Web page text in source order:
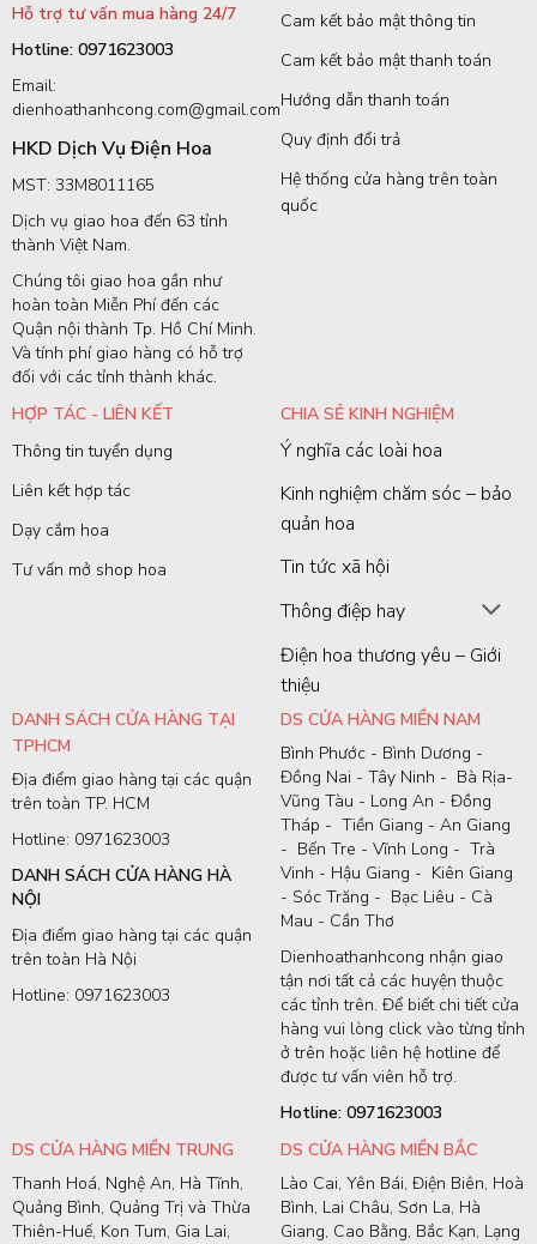
Hỗ trợ tư vấn mua hàng 24/7
Hotline: 0971623003
Email:
dienhoathanhcong.com@gmail.com
HKD Dịch Vụ Điện Hoa
MST: 33M8011165
Dịch vụ giao hoa đến 63 tỉnh
thành Việt Nam.
Chúng tôi giao hoa gần như
hoàn toàn Miễn Phí đến các
Quận nội thành Tp. Hồ Chí Minh.
Và tính phí giao hàng có hỗ trợ
đối với các tỉnh thành khác.
Cam kết bảo mật thông tin
Cam kết bảo mật thanh toán
Hướng dẫn thanh toán
Quy định đổi trả
Hệ thống cửa hàng trên toàn
quốc
HỢP TÁC - LIÊN KẾT
Thông tin tuyển dụng
Liên kết hợp tác
Dạy cắm hoa
Tư vấn mở shop hoa
CHIA SẺ KINH NGHIỆM
Ý nghĩa các loài hoa
Kinh nghiệm chăm sóc – bảo
quản hoa
Tin tức xã hội
Thông điệp hay
Điện hoa thương yêu – Giới
thiệu
DANH SÁCH CỬA HÀNG TẠI
TPHCM
Địa điểm giao hàng tại các quận
trên toàn TP. HCM
Hotline: 0971623003
DANH SÁCH CỬA HÀNG HÀ
NỘI
Địa điểm giao hàng tại các quận
trên toàn Hà Nội
Hotline: 0971623003
DS CỬA HÀNG MIỀN NAM
Bình Phước - Bình Dương -
Đồng Nai - Tây Ninh - Bà Rịa-
Vũng Tàu - Long An - Đồng
Tháp - Tiền Giang - An Giang
- Bến Tre - Vĩnh Long - Trà
Vinh - Hậu Giang - Kiên Giang
- Sóc Trăng - Bạc Liêu - Cà
Mau - Cần Thơ
Dienhoathanhcong nhận giao
tận nơi tất cả các huyện thuộc
các tỉnh trên. Để biết chi tiết cửa
hàng vui lòng click vào từng tỉnh
ở trên hoặc liên hệ hotline để
được tư vấn viên hỗ trợ.
Hotline: 0971623003
DS CỬA HÀNG MIỀN TRUNG
Thanh Hoá, Nghệ An, Hà Tĩnh,
Quảng Bình, Quảng Trị và Thừa
Thiên-Huế, Kon Tum, Gia Lai,
DS CỬA HÀNG MIỀN BẮC
Lào Cai, Yên Bái, Điện Biên, Hoà
Bình, Lai Châu, Sơn La, Hà
Giang, Cao Bằng, Bắc Kạn, Lạng